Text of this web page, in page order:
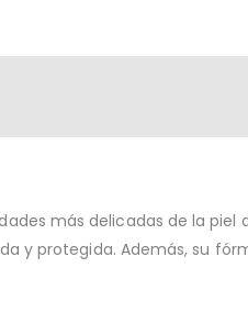
más delicadas de la
y protegida. Además, su